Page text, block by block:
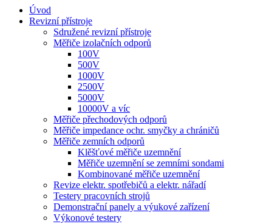
Úvod
Revizní přístroje
Sdružené revizní přístroje
Měřiče izolačních odporů
100V
500V
1000V
2500V
5000V
10000V a víc
Měřiče přechodových odporů
Měřiče impedance ochr. smyčky a chráničů
Měřiče zemních odporů
Klěšťové měřiče uzemnění
Měřiče uzemnění se zemními sondami
Kombinované měřiče uzemnění
Revize elektr. spotřebičů a elektr. nářadí
Testery pracovních strojů
Demonstrační panely a výukové zařízení
Výkonové testery